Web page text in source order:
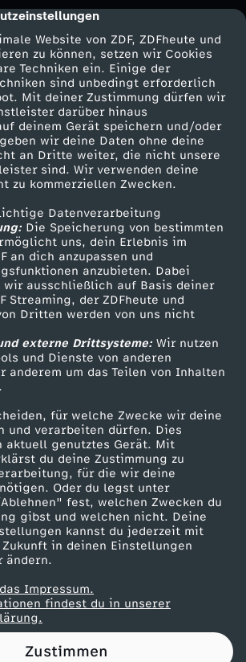
Website von ZDF, ZDFheute und
zu können, setzen wir Cookies
Techniken ein. Einige der
sind unbedingt erforderlich
Mit deiner Zustimmung dürfen wir
darüber hinaus
deinem Gerät speichern und/oder
wir deine Daten ohne deine
an Dritte weiter, die nicht unsere
sind. Wir verwenden deine
zu kommerziellen Zwecken.
Datenverarbeitung
Die Speicherung von bestimmten
uns, dein Erlebnis im
an dich anzupassen und
anzubieten. Dabei
ausschließlich auf Basis deiner
Streaming, der ZDFheute und
Dritten werden von uns nicht
externe Drittsysteme:Wir nutzen
und Dienste von anderen
anderem um das Teilen von Inhalten
für welche Zwecke wir deine
und verarbeiten dürfen. Dies
genutztes Gerät. Mit
du deine Zustimmung zu
für die wir deine
Oder du legst unter
fest, welchen Zwecken du
gibst und welchen nicht. Deine
kannst du jederzeit mit
in deinen Einstellungen
ändern.
Impressum.
findest du in unserer
Zustimmen
Service
ZDFmitreden
Kontakt zum ZDF
Tickets
Zuschauerservice
Hilfe